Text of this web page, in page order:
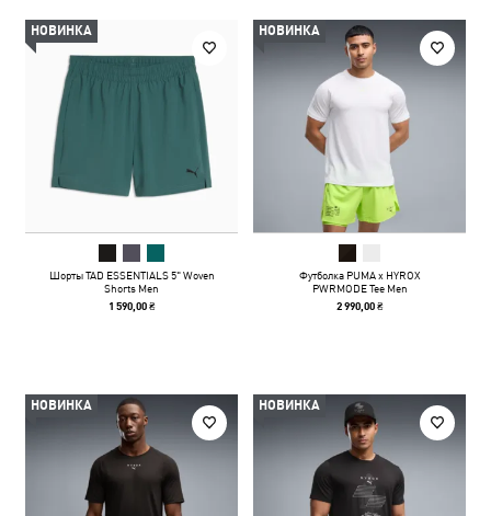
НОВИНКА
Шорты TAD ESSENTIALS 5" Woven
Shorts Men
1 590,00 ₴
НОВИНКА
Футболка PUMA x HYROX
PWRMODE Tee Men
2 990,00 ₴
НОВИНКА НОВИНКА